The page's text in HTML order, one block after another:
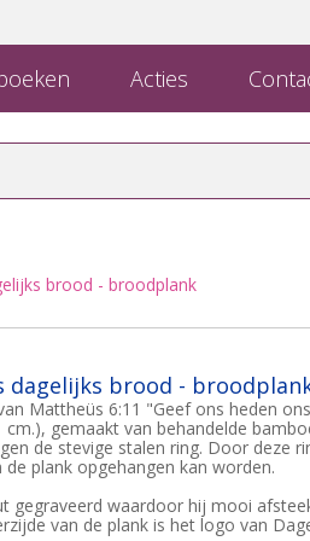
Acties
brood - broodplank
dagelijks brood -
Mattheüs 6:11 "Geef ons heden
cm.), gemaakt van behandelde
de stevige stalen ring. Door deze
plank opgehangen kan worden.
gegraveerd waardoor hij mooi
van de plank is het logo van